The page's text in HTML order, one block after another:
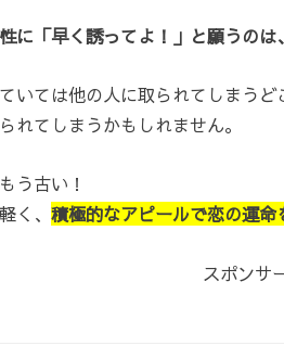
に「早く誘ってよ！」と願うのは
いては他の人に取られてしまうど
れてしまうかもしれません。
う古い！
く、 積極的なアピールで恋の運命
スポンサ